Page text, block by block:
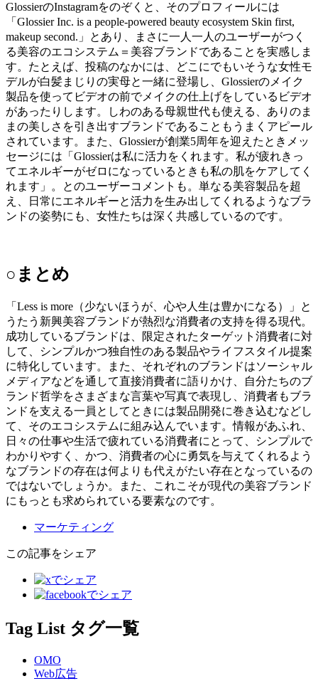
GlossierのInstagramをのぞくと、そのプロフィールには
「Glossier Inc. is a people-powered beauty ecosystem Skin first,
makeup second.」とあり、まさに一人一人のユーザーがつく
る美容のエコシステム＝美容ブランドであることを実感しま
す。たとえば、投稿のなかには、どこにでもいそうな女性モ
デルが白髪まじりの実母と一緒に登場し、Glossierのメイク
製品を使ってビデオの前でメイクの仕上げをしているビデオ
があったりします。しわのある母親世代も使える、ありのま
まの美しさを引き出すブランドであることもうまくアピール
されています。また、Glossierが創業5周年を迎えたときメッ
セージには「Glossierは私に活力をくれます。私が疲れきっ
てエネルギーがゼロになっているときも私の肌をケアしてく
れます」。とのユーザーコメントも。単なる美容製品を超
え、日常にエネルギーと活力を生み出してくれるようなブラ
ンドの姿勢にも、女性たちは深く共感しているのです。
○まとめ
「Less is more（少ないほうが、心や人生は豊かになる）」と
うたう新興美容ブランドが熱烈な消費者の支持を得る現代。
成功しているブランドは、限定されたターゲット消費者に対
して、シンプルかつ独自性のある製品やライフスタイル提案
に特化しています。また、それぞれのブランドはソーシャル
メディアなどを通して直接消費者に語りかけ、自分たちのブ
ランド哲学をさまざまな言葉や写真で表現し、消費者もブラ
ンドを支える一員としてときには製品開発に巻き込むなどし
て、そのエコシステムに組み込んでいます。情報があふれ、
日々の仕事や生活で疲れている消費者にとって、シンプルで
わかりやすく、かつ、消費者の心に勇気を与えてくれるよう
なブランドの存在は何よりも代えがたい存在となっているの
ではないでしょうか。また、これこそが現代の美容ブランド
にもっとも求められている要素なのです。
マーケティング
この記事をシェア
Tag List タグ一覧
OMO
Web広告